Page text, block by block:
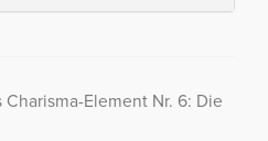
Charisma-Element Nr. 6: Die